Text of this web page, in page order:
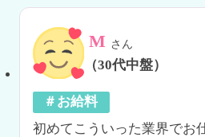
M さん
（30代中盤）
＃お給料
初めてこういった業界でお